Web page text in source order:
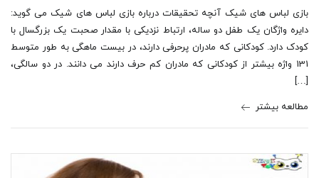
بازی لباس های شیک آنچه تحقیقات درباره بازی لباس های شیک می گوید:
دایره واژگان یک طفل دو ساله، ارتباط نزدیکی با مقدار صحبت یک بزرگسال با
کودک دارد. کودکانی که مادران پرحرفی دارند، در بیست ماهگی به طور متوسط
131 واژه بیشتر از کودکانی که مادران کم حرف دارند می دانند. در دو سالگی،
[…]
مطالعه بیشتر